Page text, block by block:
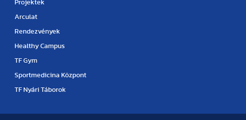
Projektek
Arculat
Rendezvények
Healthy Campus
TF Gym
Sportmedicina Központ
TF Nyári Táborok